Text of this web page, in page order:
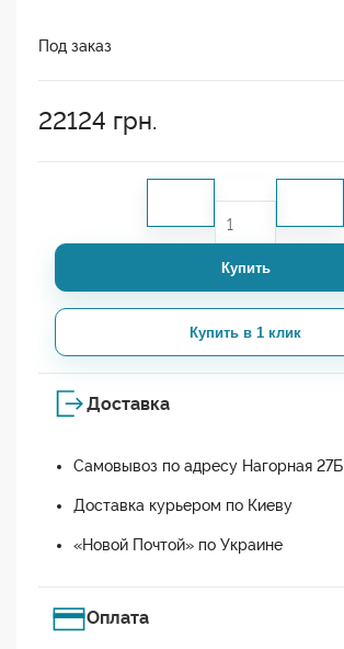
Под заказ
22124 грн.
Купить
Купить в 1 клик
Доставка
Самовывоз по адресу Нагорная 27Б
Доставка курьером по Киеву
«Новой Почтой» по Украине
Оплата